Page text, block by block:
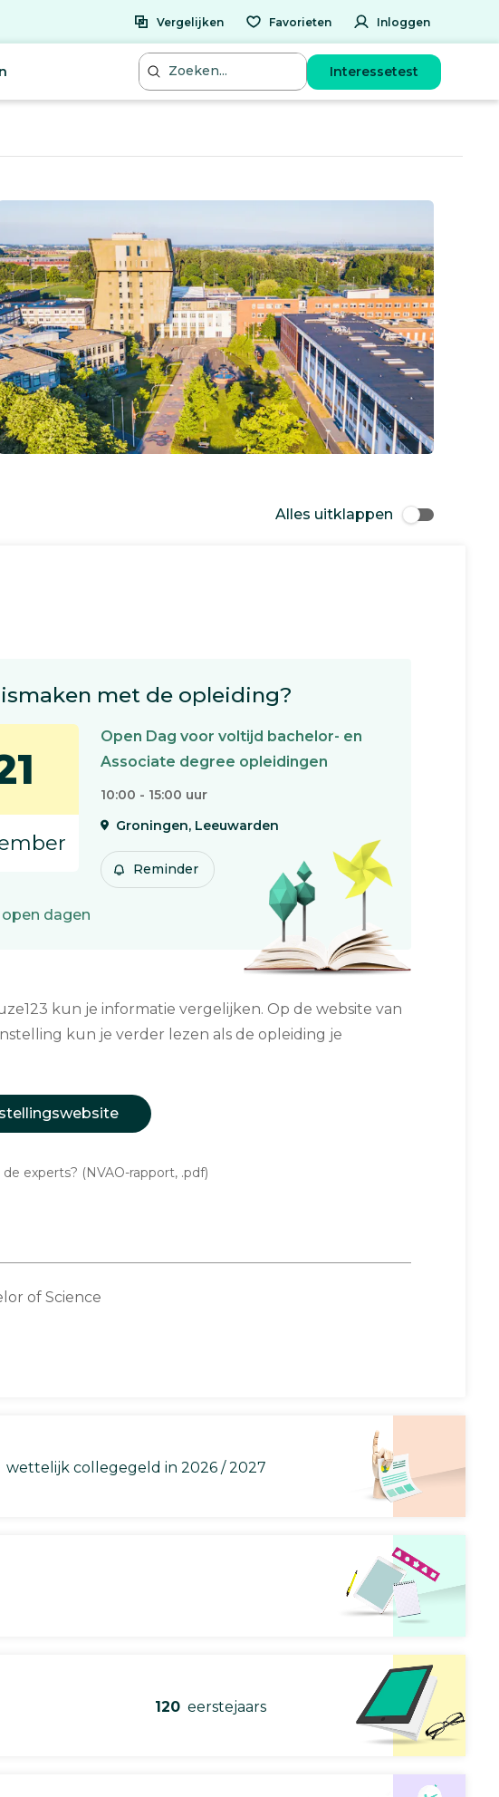
Vergelijken Favorieten Inloggen
Interessetest
Alles uitklappen
met de opleiding?
Open Dag voor voltijd bachelor- en
Associate degree opleidingen
10:00 - 15:00 uur
Groningen, Leeuwarden
Reminder
dagen
kun je informatie vergelijken. Op de website van
kun je verder lezen als de opleiding je
experts? (NVAO-rapport, .pdf)
of Science
wettelijk collegegeld in 2026 / 2027
120 eerstejaars